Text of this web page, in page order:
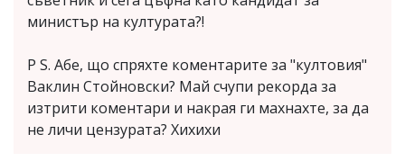
министър на културата?!
P S. Абе, що спряхте коментарите за "култовия"
Ваклин Стойновски? Май счупи рекорда за
изтрити коментари и накрая ги махнахте, за да
не личи цензурата? Хихихи